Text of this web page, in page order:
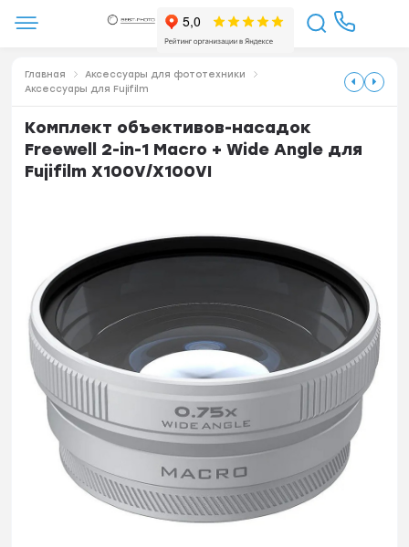
Главная
Аксессуары для фототехники
Аксессуары для Fujifilm
Комплект объективов-насадок
Freewell 2-in-1 Macro + Wide Angle для
Fujifilm X100V/X100VI